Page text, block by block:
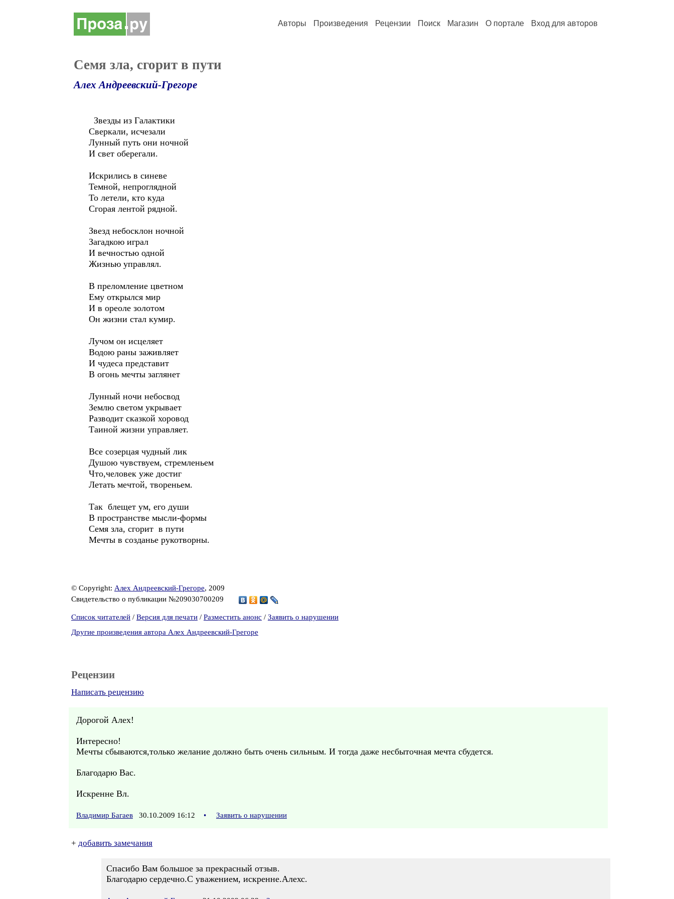
Авторы Произведения Рецензии Поиск Магазин О портале Вход для авторов
Семя зла, сгорит в пути
Алех Андреевский-Грегоре
Звезды из Галактики
Сверкали, исчезали
Лунный путь они ночной
И свет оберегали.
Искрились в синеве
Темной, непроглядной
То летели, кто куда
Сгорая лентой рядной.
Звезд небосклон ночной
Загадкою играл
И вечностью одной
Жизнью управлял.
В преломление цветном
Ему открылся мир
И в ореоле золотом
Он жизни стал кумир.
Лучом он исцеляет
Водою раны заживляет
И чудеса представит
В огонь мечты заглянет
Лунный ночи небосвод
Землю светом укрывает
Разводит сказкой хоровод
Таиной жизни управляет.
Все созерцая чудный лик
Душою чувствуем, стремленьем
Что,человек уже достиг
Летать мечтой, твореньем.
Так блещет ум, его души
В пространстве мысли-формы
Семя зла, сгорит в пути
Мечты в созданье рукотворны.
© Copyright: Алех Андреевский-Грегоре, 2009
Свидетельство о публикации №209030700209
Список читателей / Версия для печати / Разместить анонс / Заявить о нарушении
Другие произведения автора Алех Андреевский-Грегоре
Рецензии
Написать рецензию
Дорогой Алех!
Интересно!
Мечты сбываются,только желание должно быть очень сильным. И тогда даже несбыточная мечта сбудется.
Благодарю Вас.
Искренне Вл.
Владимир Багаев 30.10.2009 16:12 • Заявить о нарушении
+ добавить замечания
Спасибо Вам большое за прекрасный отзыв.
Благодарю сердечно.С уважением, искренне.Алехс.